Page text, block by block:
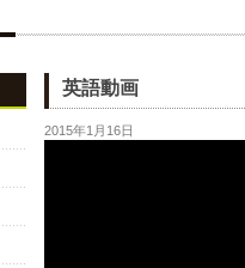
英語動画
2015年1月16日